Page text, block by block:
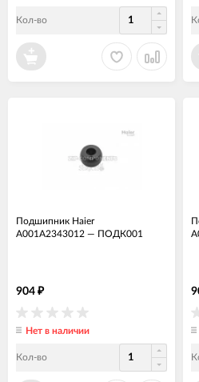
Кол-во
Подшипник Haier
A001A2343012 — ПОДК001
904 ₽
Нет в наличии
Кол-во